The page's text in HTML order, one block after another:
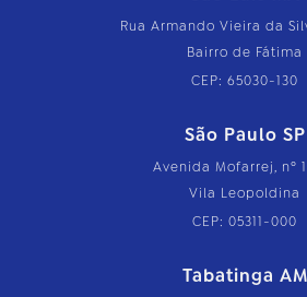
Rua Armando Vieira da
Bairro de Fátima
CEP: 65030-130
São Paulo SP
Avenida Mofarrej, nº
Vila Leopoldina
CEP: 05311-000
Tabatinga AM